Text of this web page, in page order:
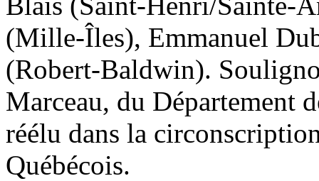
(Mille-Îles), Emmanuel
(Robert-Baldwin).
Marceau, du Département
réélu dans la
Québécois.